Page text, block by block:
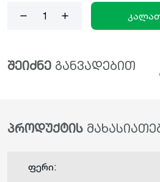
შეიძნე განვადებით
პროდუქტის
ფერი: